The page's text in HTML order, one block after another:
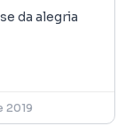
da alegria
2019